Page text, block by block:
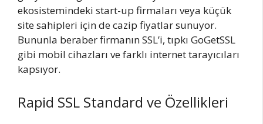
ekosistemindeki start-up firmaları veya küçük
site sahipleri için de cazip fiyatlar sunuyor.
Bununla beraber firmanın SSL’i, tıpkı GoGetSSL
gibi mobil cihazları ve farklı internet tarayıcıları
kapsıyor.
Rapid SSL Standard ve Özellikleri